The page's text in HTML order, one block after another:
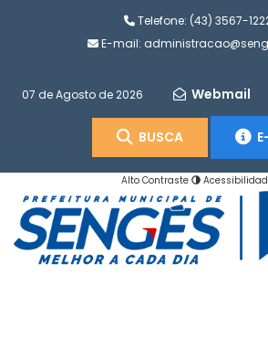
Telefone: (43) 3567-
E-mail:
07 de Agosto de 2026 Webmail
BUSCA
Alto Contraste